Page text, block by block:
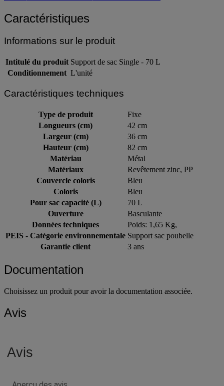
Caractéristiques
Informations sur le produit
Intitulé du produit Support de sac Single - 70 L
Conditionnement L'unité
Caractéristiques techniques
Type de produit
Fixe
Longueurs (cm)
42 cm
Largeur (cm)
36 cm
Hauteur (cm)
82 cm
Matériau
Métal
Matériaux
Revêtement zinc, PP
Couvercle coloris
Bleu
Coloris
Bleu
Pour sac capacité (L)
70 L
Ouverture
Basculante
Données techniques
Poids: 1,65 Kg,
PEIS - Catégorie environnementale Support sac poubelle
Garantie client
3 ans
Documentation
Choisissez un produit pour avoir la documentation associée.
Avis